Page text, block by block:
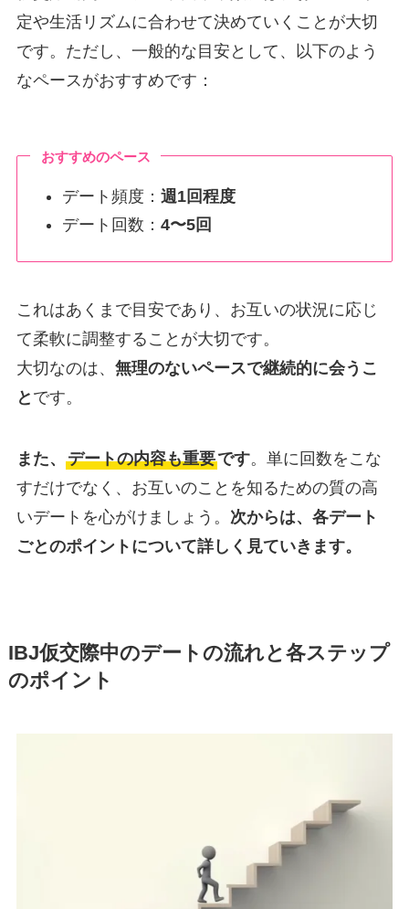
定や生活リズムに合わせて決めていくことが大切
です。ただし、一般的な目安として、以下のよう
なペースがおすすめです：
おすすめのペース
デート頻度：週1回程度
デート回数：4〜5回
これはあくまで目安であり、お互いの状況に応じ
て柔軟に調整することが大切です。
大切なのは、 無理のないペースで継続的に会うこ
と です。
また、 デートの内容も重要です。単に回数をこな
すだけでなく、お互いのことを知るための質の高
いデートを心がけましょう。 次からは、各デート
ごとのポイントについて詳しく見ていきます。
IBJ仮交際中のデートの流れと各ステップ
のポイント